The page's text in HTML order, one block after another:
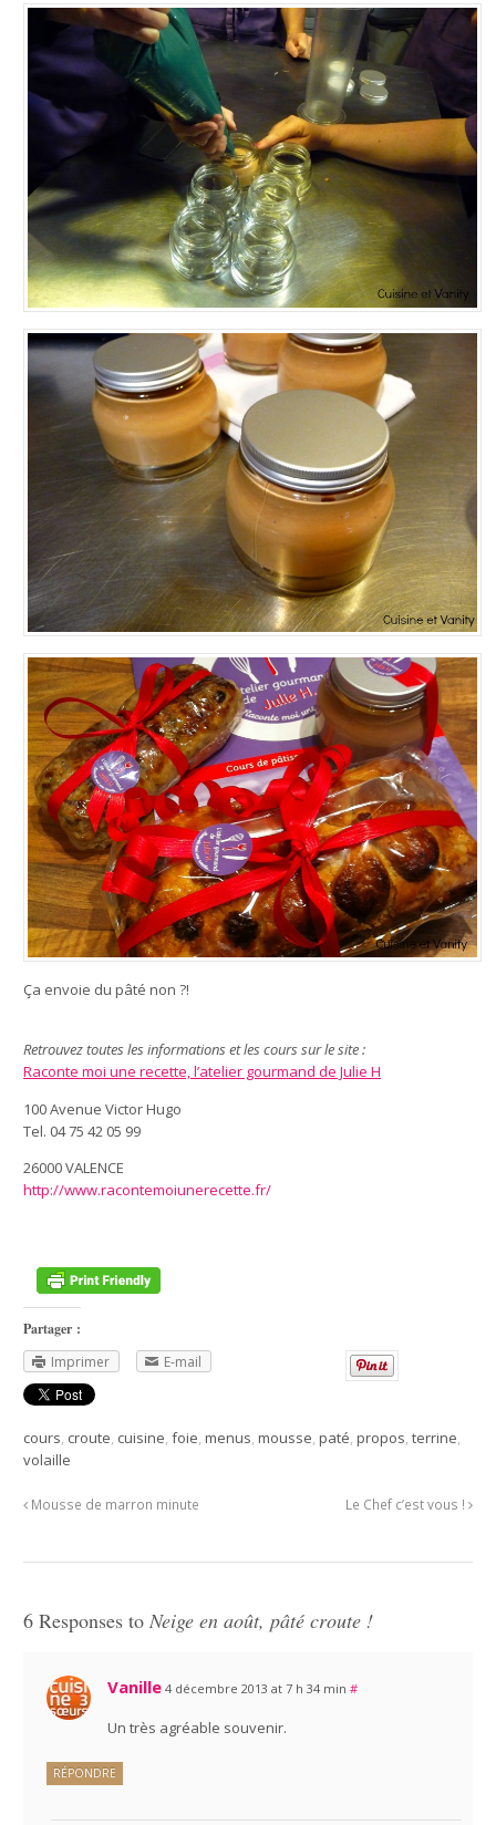
Ça envoie du pâté non ?!
Retrouvez toutes les informations et les cours sur le site :
Raconte moi une recette, l’atelier gourmand de Julie H
100 Avenue Victor Hugo
Tel. 04 75 42 05 99
26000 VALENCE
http://www.racontemoiunerecette.fr/
Partager :
Imprimer
E-mail
cours, croute, cuisine,foie,menus,mousse,paté,propos,terrine,
volaille
Mousse de marron minute Le Chef c’est vous !
6 Responses toNeige en août, pâté croute !
Vanille 4 décembre 2013 at 7 h 34 min #
Un très agréable souvenir.
RÉPONDRE